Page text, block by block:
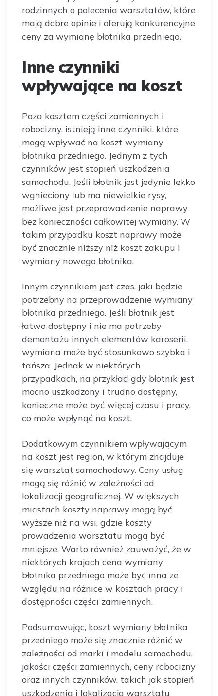
rodzinnych o polecenia warsztatów, które
mają dobre opinie i oferują konkurencyjne
ceny za wymianę błotnika przedniego.
Inne czynniki
wpływające na koszt
Poza kosztem części zamiennych i
robocizny, istnieją inne czynniki, które
mogą wpływać na koszt wymiany
błotnika przedniego. Jednym z tych
czynników jest stopień uszkodzenia
samochodu. Jeśli błotnik jest jedynie lekko
wgnieciony lub ma niewielkie rysy,
możliwe jest przeprowadzenie naprawy
bez konieczności całkowitej wymiany. W
takim przypadku koszt naprawy może
być znacznie niższy niż koszt zakupu i
wymiany nowego błotnika.
Innym czynnikiem jest czas, jaki będzie
potrzebny na przeprowadzenie wymiany
błotnika przedniego. Jeśli błotnik jest
łatwo dostępny i nie ma potrzeby
demontażu innych elementów karoserii,
wymiana może być stosunkowo szybka i
tańsza. Jednak w niektórych
przypadkach, na przykład gdy błotnik jest
mocno uszkodzony i trudno dostępny,
konieczne może być więcej czasu i pracy,
co może wpłynąć na koszt.
Dodatkowym czynnikiem wpływającym
na koszt jest region, w którym znajduje
się warsztat samochodowy. Ceny usług
mogą się różnić w zależności od
lokalizacji geograficznej. W większych
miastach koszty naprawy mogą być
wyższe niż na wsi, gdzie koszty
prowadzenia warsztatu mogą być
mniejsze. Warto również zauważyć, że w
niektórych krajach cena wymiany
błotnika przedniego może być inna ze
względu na różnice w kosztach pracy i
dostępności części zamiennych.
Podsumowując, koszt wymiany błotnika
przedniego może się znacznie różnić w
zależności od marki i modelu samochodu,
jakości części zamiennych, ceny robocizny
oraz innych czynników, takich jak stopień
uszkodzenia i lokalizacja warsztatu